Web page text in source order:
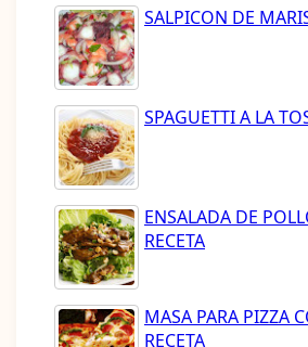
SALPICON DE
SPAGUETTI A LA
ENSALADA DE
RECETA
MASA PARA PIZZA
RECETA